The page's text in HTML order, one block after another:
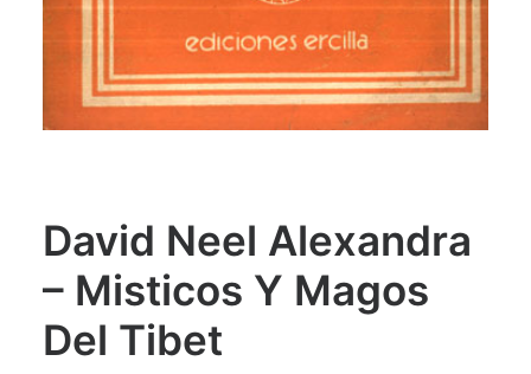
LOGIN / REGISTER
CART
David Neel Alexandra
– Misticos Y Magos
Del Tibet